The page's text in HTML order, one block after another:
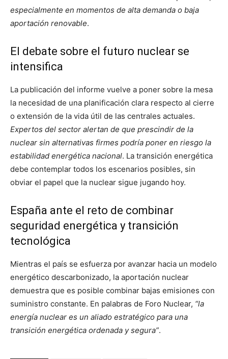
especialmente en momentos de alta demanda o baja
aportación renovable.
El debate sobre el futuro nuclear se
intensifica
La publicación del informe vuelve a poner sobre la mesa
la necesidad de una planificación clara respecto al cierre
o extensión de la vida útil de las centrales actuales.
Expertos del sector alertan de que prescindir de la
nuclear sin alternativas firmes podría poner en riesgo la
estabilidad energética nacional. La transición energética
debe contemplar todos los escenarios posibles, sin
obviar el papel que la nuclear sigue jugando hoy.
España ante el reto de combinar
seguridad energética y transición
tecnológica
Mientras el país se esfuerza por avanzar hacia un modelo
energético descarbonizado, la aportación nuclear
demuestra que es posible combinar bajas emisiones con
suministro constante. En palabras de Foro Nuclear, “la
energía nuclear es un aliado estratégico para una
transición energética ordenada y segura”.